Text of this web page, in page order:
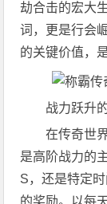
劫合击的宏大
词，更是行会
的关键价值，
战力跃升的
在传奇世界
是高阶战力的
S，还是特定